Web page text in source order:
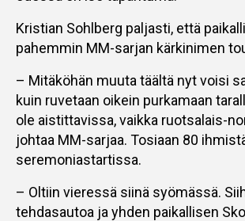
Kristian Sohlberg paljasti, että
pahemmin MM-sarjan kärkinimen
– Mitäköhän muuta täältä nyt voisi
kuin ruvetaan oikein purkamaan
ole aistittavissa, vaikka ruotsalais-
johtaa MM-sarjaa. Tosiaan 80
seremoniastartissa.
– Oltiin vieressä siinä syömässä.
tehdasautoa ja yhden paikallisen